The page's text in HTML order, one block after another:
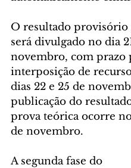
O resultado provisório
será divulgado no dia
novembro, com prazo
interposição de
dias 22 e 25 de
publicação do
prova teórica ocorre
de novembro.
A segunda fase do